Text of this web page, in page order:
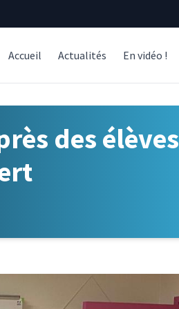
Accueil Actualités En vidéo !
des élèves